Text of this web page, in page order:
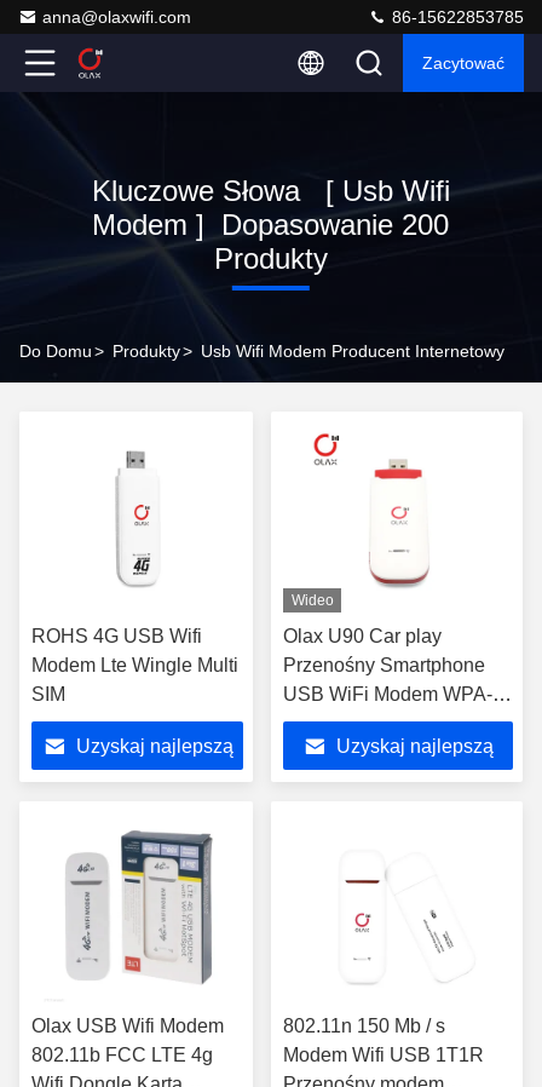
anna@olaxwifi.com 86-15622853785
Zacytować
Kluczowe Słowa [ Usb Wifi
Modem ] Dopasowanie 200
Produkty
Do Domu> Produkty> Usb Wifi Modem Producent Internetowy
ROHS 4G USB Wifi
Modem Lte Wingle Multi
SIM
Uzyskaj najlepszą
Wideo
Olax U90 Car play
Przenośny Smartphone
USB WiFi Modem WPA-
PSK WPA2-PSK
Bezprzewodowy Adapter
do komputera
Uzyskaj najlepszą
Olax USB Wifi Modem
802.11b FCC LTE 4g
802.11n 150 Mb / s
Modem Wifi USB 1T1R